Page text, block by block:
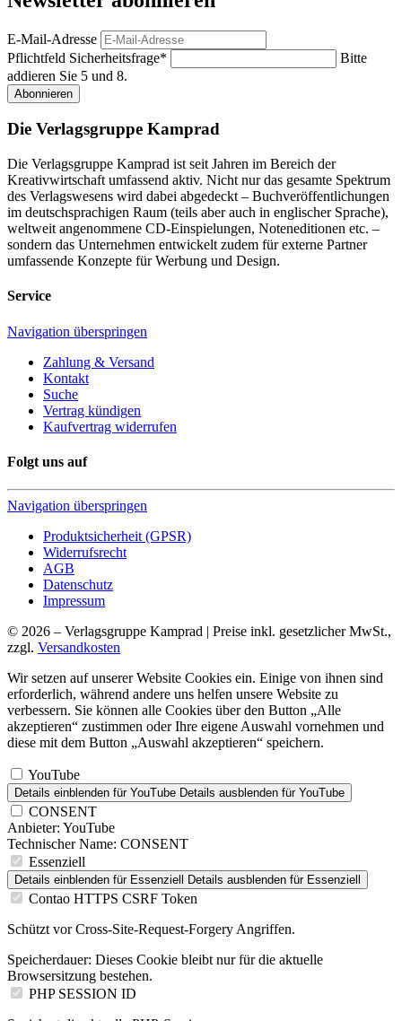
E-Mail-Adresse
Pflichtfeld Sicherheitsfrage*
Bitte
addieren Sie 5 und 8.
Abonnieren
Die Verlagsgruppe Kamprad
Die Verlagsgruppe Kamprad ist seit Jahren im Bereich der
Kreativwirtschaft umfassend aktiv. Nicht nur das gesamte Spektrum
des Verlagswesens wird dabei abgedeckt – Buchveröffentlichungen
im deutschsprachigen Raum (teils aber auch in englischer Sprache),
weltweit angenommene CD-Einspielungen, Noteneditionen etc. –
sondern das Unternehmen entwickelt zudem für externe Partner
umfassende Konzepte für Werbung und Design.
Service
Navigation überspringen
Zahlung & Versand
Kontakt
Suche
Vertrag kündigen
Kaufvertrag widerrufen
Folgt uns auf
Navigation überspringen
Produktsicherheit (GPSR)
Widerrufsrecht
AGB
Datenschutz
Impressum
© 2026 – Verlagsgruppe Kamprad | Preise inkl. gesetzlicher MwSt.,
zzgl. Versandkosten
Wir setzen auf unserer Website Cookies ein. Einige von ihnen sind
erforderlich, während andere uns helfen unsere Website zu
verbessern. Sie können alle Cookies über den Button „Alle
akzeptieren“ zustimmen oder Ihre eigene Auswahl vornehmen und
diese mit dem Button „Auswahl akzeptieren“ speichern.
YouTube
Details einblenden für YouTube Details ausblenden für YouTube
CONSENT
Anbieter: YouTube
Technischer Name: CONSENT
Essenziell
Details einblenden für Essenziell Details ausblenden für Essenziell
Contao HTTPS CSRF Token
Schützt vor Cross-Site-Request-Forgery Angriffen.
Speicherdauer: Dieses Cookie bleibt nur für die aktuelle
Browsersitzung bestehen.
PHP SESSION ID